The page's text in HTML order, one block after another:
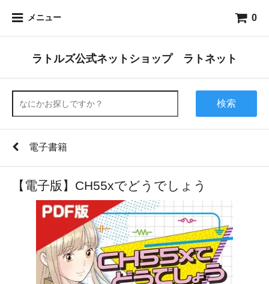
メニュー 0
ラトルズ公式ネットショップ ラトネット
検索
電子書籍
【電子版】CH55xでどうでしょう